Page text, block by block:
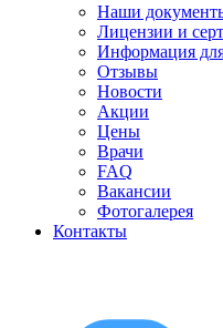
Наши
Лицензии и
Информация
Отзывы
Новости
Акции
Цены
Врачи
FAQ
Вакансии
Фотогалерея
Контакты